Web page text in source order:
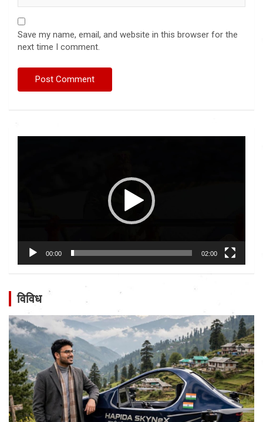
Save my name, email, and website in this browser for the
next time I comment.
00:00 02:00
विविध